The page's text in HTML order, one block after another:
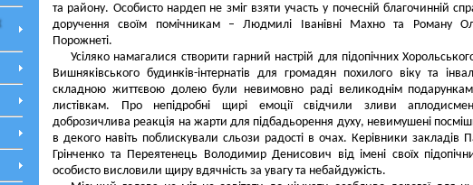
та району. Особисто нардеп не зміг взяти участь у почесній благочинній
доручення своїм помічникам – Людмилі Іванівні Махно та Роману
Порожнеті.
Усіляко намагалися створити гарний настрій для підопічних
Вишняківського будинків-інтернатів для громадян похилого віку та
складною життєвою долею були невимовно раді великоднім
листівкам. Про непідробні щирі емоції свідчили зливи
доброзичлива реакція на жарти для підбадьорення духу, невимушені
в декого навіть поблискували сльози радості в очах. Керівники закладів
Грінченко та Переятенець Володимир Денисович від імені своїх
особисто висловили щиру вдячність за увагу та небайдужість.